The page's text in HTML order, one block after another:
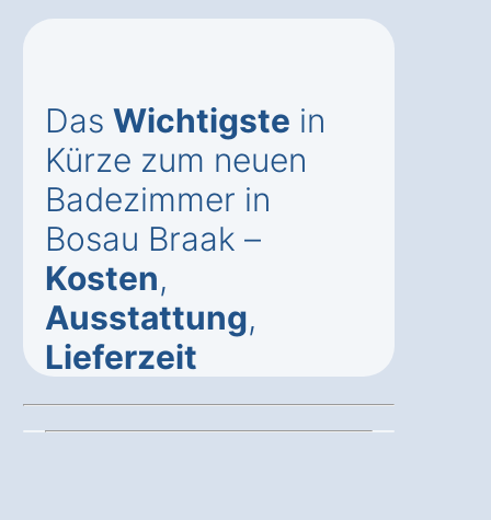
Das Wichtigste in
Kürze zum neuen
Badezimmer in
Bosau Braak –
Kosten,
Ausstattung,
Lieferzeit